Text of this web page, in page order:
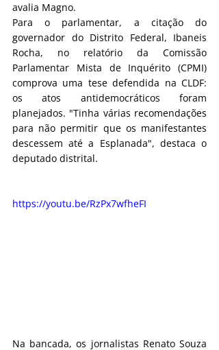
avalia Magno.
Para o parlamentar, a citação do
governador do Distrito Federal, Ibaneis
Rocha, no relatório da Comissão
Parlamentar Mista de Inquérito (CPMI)
comprova uma tese defendida na CLDF:
os atos antidemocráticos foram
planejados. "Tinha várias recomendações
para não permitir que os manifestantes
descessem até a Esplanada", destaca o
deputado distrital.
https://youtu.be/RzPx7wfheFI
Na bancada, os jornalistas Renato Souza